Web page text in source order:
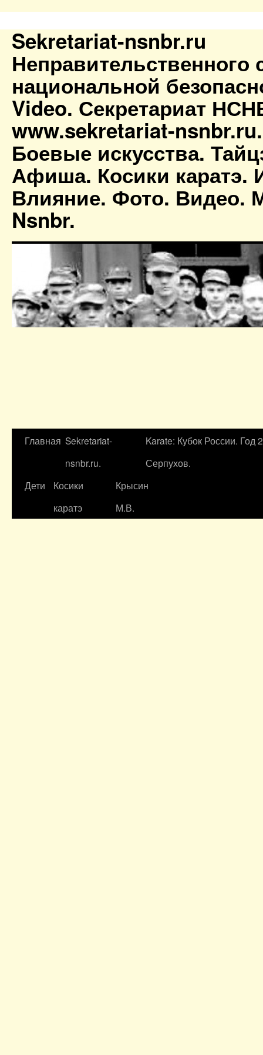
Sekretariat-nsnbr.ru
Неправительственного
национальной
Video. Секретариат
www.sekretariat-
Боевые искусства.
Афиша. Косики каратэ.
Влияние. Фото. Видео.
Nsnbr.
Главная Sekretariat-
nsnbr.ru.
Karate: Кубок России. Год
Серпухов.
Дети
Косики
каратэ
Крысин
М.В.